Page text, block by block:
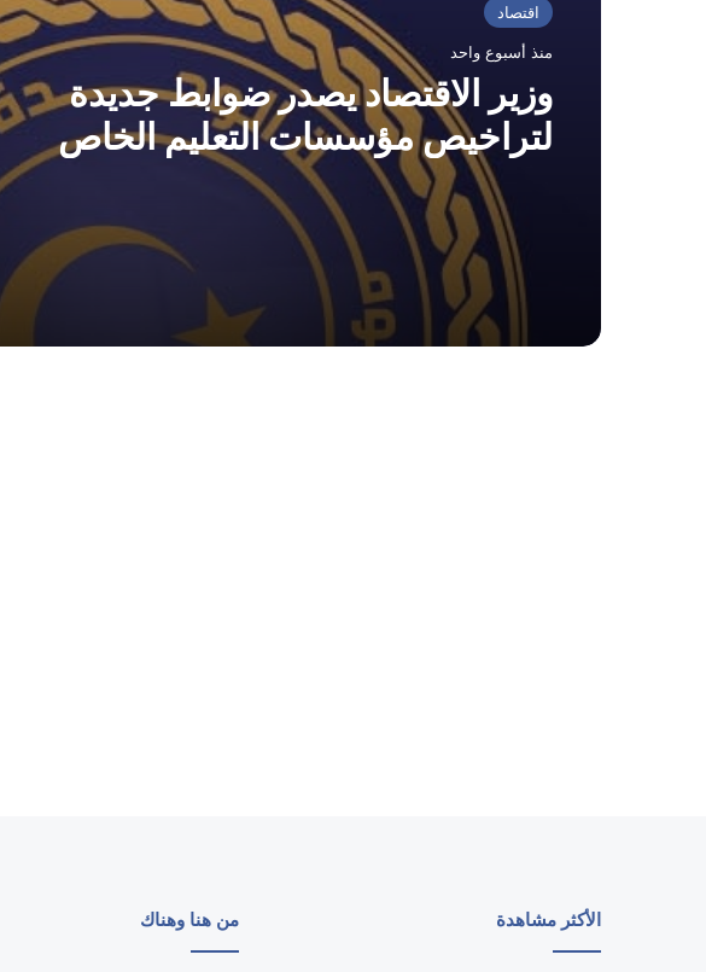
اقتصاد
منذ أسبوع واحد
وزير الاقتصاد يصدر ضوابط جديدة
لتراخيص مؤسسات التعليم الخاص
الأكثر مشاهدة من هنا وهناك